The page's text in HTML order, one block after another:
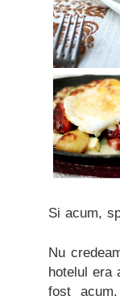
Si acum,
Nu
hotelul era
fost